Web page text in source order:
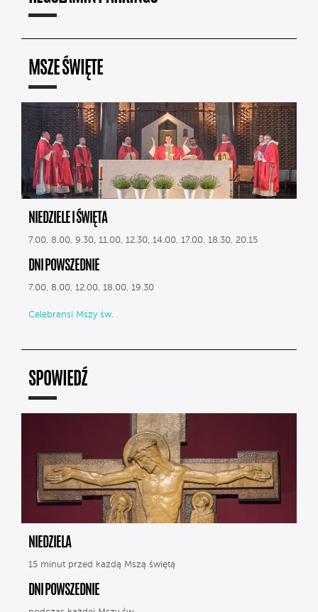
MSZE ŚWIĘTE
NIEDZIELE I ŚWIĘTA
7.00, 8.00, 9.30, 11.00, 12.30, 14.00, 17.00, 18.30, 20.15
DNI POWSZEDNIE
7.00, 8.00, 12.00, 18.00, 19.30
Celebransi Mszy św.
SPOWIEDŹ
NIEDZIELA
15 minut przed każdą Mszą świętą
DNI POWSZEDNIE